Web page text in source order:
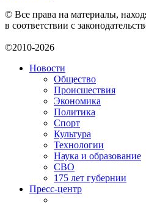
© Все права на материалы,
в соответствии с
©2010-2026
Новости
Общество
Происшествия
Экономика
Политика
Спорт
Культура
Технологии
Наука и образование
СВО
175 лет губернии
Пресс-центр